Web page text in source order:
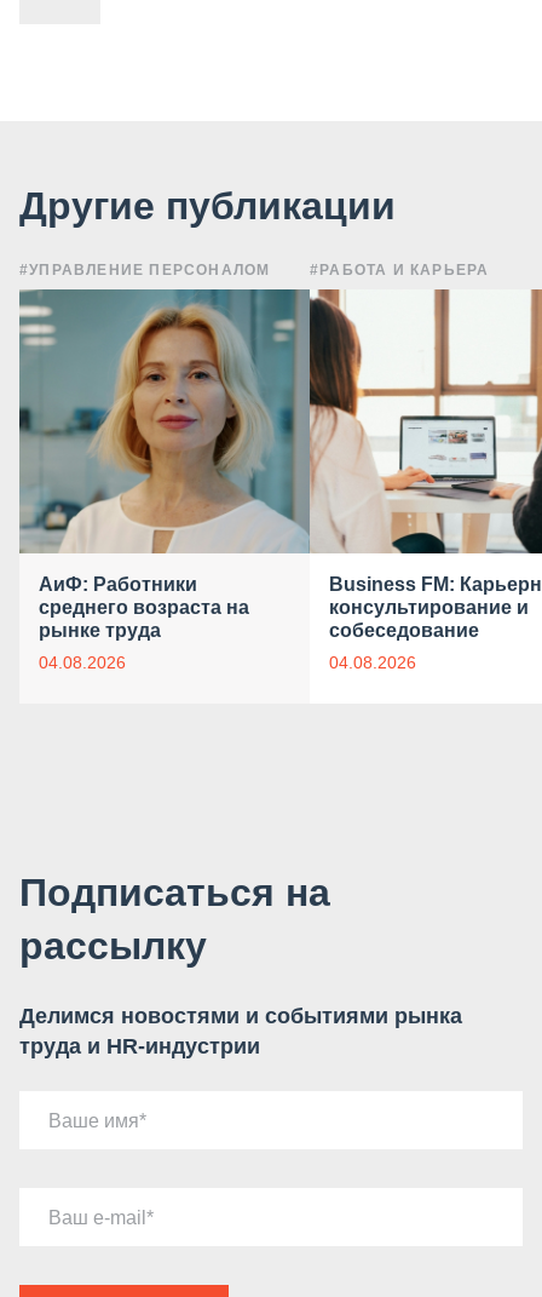
Другие публикации
#УПРАВЛЕНИЕ ПЕРСОНАЛОМ
АиФ: Работники
среднего возраста на
рынке труда
04.08.2026
#РАБОТА И КАРЬЕРА
Business FM:
консультирование и
собеседование
04.08.2026
Подписаться на
рассылку
Делимся новостями и событиями рынка
труда и HR-индустрии
Ваше имя
Ваш e-mail